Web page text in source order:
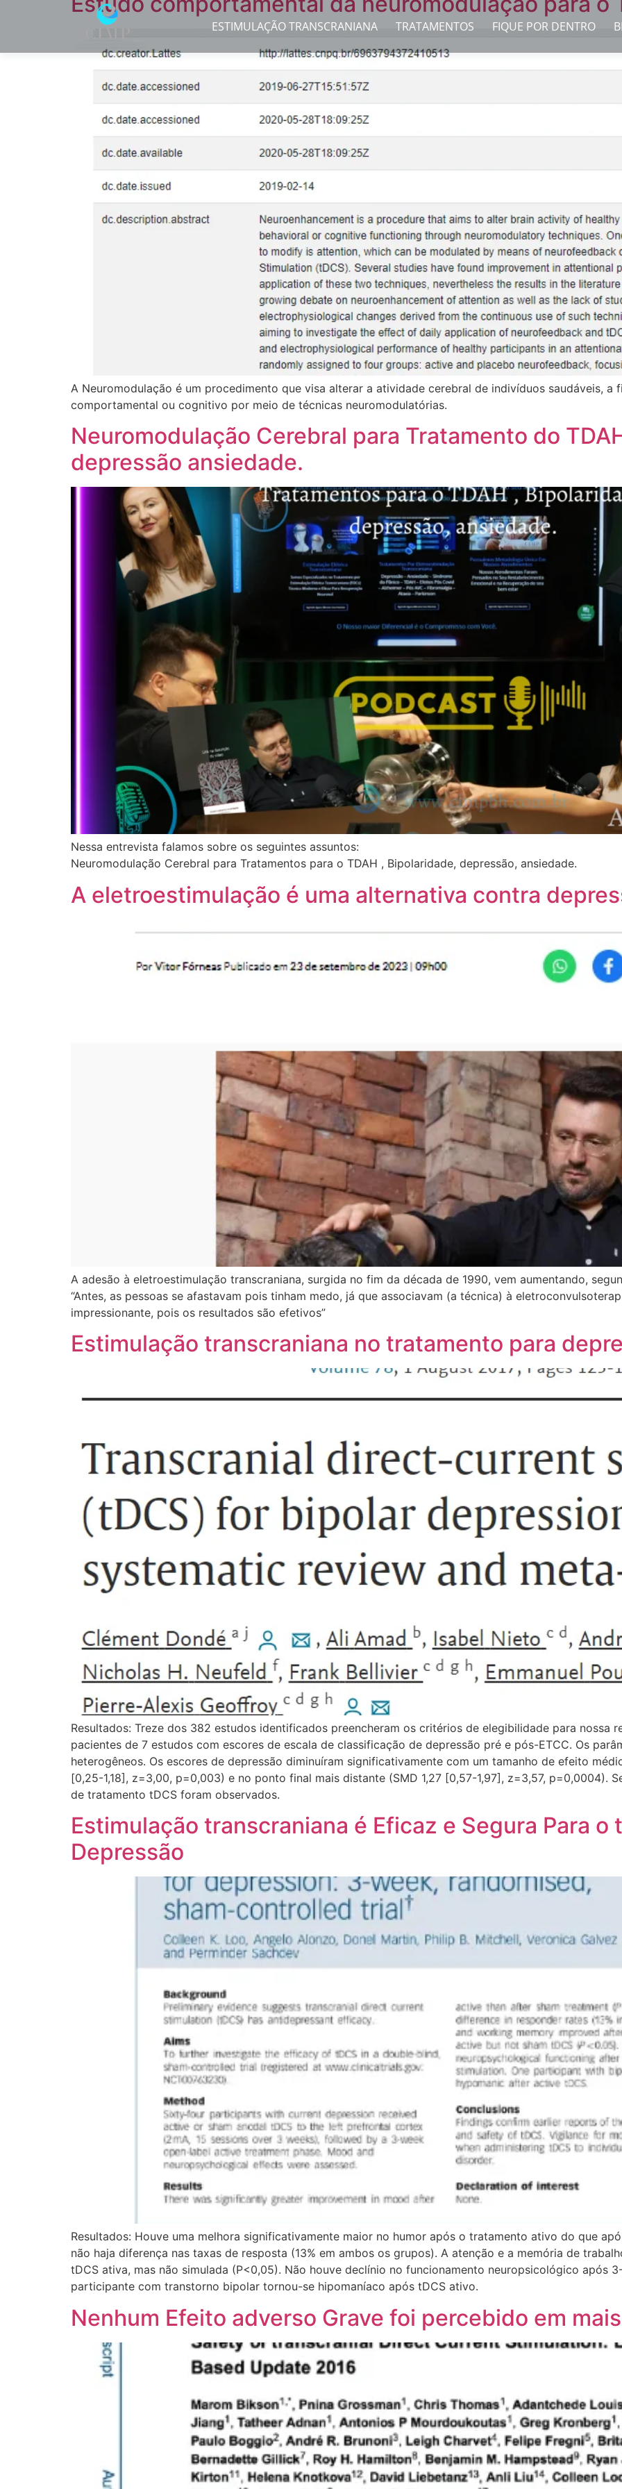
ESTIMULAÇÃO TRANSCRANIANA TRATAMENTOS FIQUE POR DENTRO
A Neuromodulação é um procedimento que visa alterar a atividade cerebral de indivíduos saudáveis, a
comportamental ou cognitivo por meio de técnicas neuromodulatórias.
Neuromodulação Cerebral para Tratamento do
depressão ansiedade.
Nessa entrevista falamos sobre os seguintes assuntos:
Neuromodulação Cerebral para Tratamentos para o TDAH , Bipolaridade, depressão, ansiedade.
A eletroestimulação é uma alternativa contra
A adesão à eletroestimulação transcraniana, surgida no fim da década de 1990, vem aumentando,
“Antes, as pessoas se afastavam pois tinham medo, já que associavam (a técnica) à
impressionante, pois os resultados são efetivos”
Estimulação transcraniana no tratamento para
Resultados: Treze dos 382 estudos identificados preencheram os critérios de elegibilidade para nossa
pacientes de 7 estudos com escores de escala de classificação de depressão pré e pós-ETCC. Os
heterogêneos. Os escores de depressão diminuíram significativamente com um tamanho de efeito
[0,25-1,18], z=3,00, p=0,003) e no ponto final mais distante (SMD 1,27 [0,57-1,97], z=3,57, p=0,0004).
de tratamento tDCS foram observados.
Estimulação transcraniana é Eficaz e Segura Para o
Depressão
Resultados: Houve uma melhora significativamente maior no humor após o tratamento ativo do que
não haja diferença nas taxas de resposta (13% em ambos os grupos). A atenção e a memória de
tDCS ativa, mas não simulada (P<0,05). Não houve declínio no funcionamento neuropsicológico após
participante com transtorno bipolar tornou-se hipomaníaco após tDCS ativo.
Nenhum Efeito adverso Grave foi percebido em